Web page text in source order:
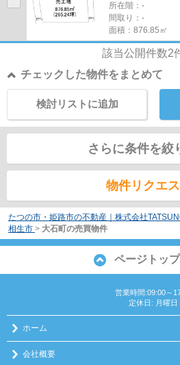
所在階：-
間取り：-
面積：876.85㎡
該当公開件数2
チェックした物件をまとめて
検討リストに追加
さらに条件を絞
物件リクエ
たつの市・姫路市の不動産｜株式会社
相生市 > 大石町の売買物件
ページトッ
営業時間:09:00～
定休日: 月曜日
ホーム
会社概要